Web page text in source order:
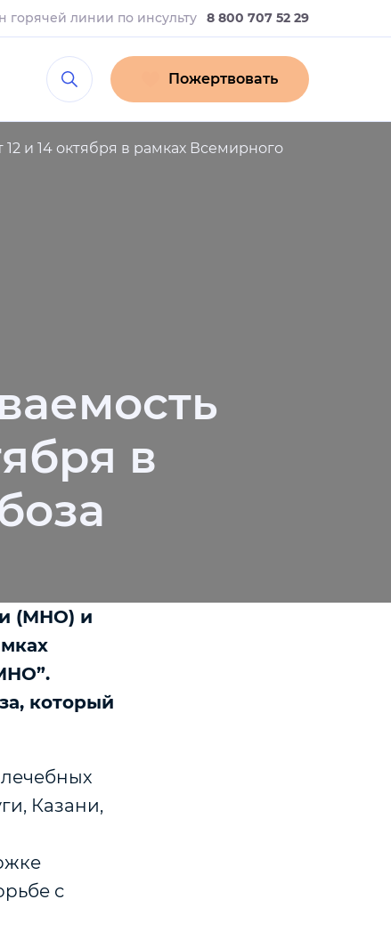
горячей линии по инсульту 8 800 707 52 29
Пожертвовать
и 14 октября в рамках Всемирного
в
(МНО) и
который
Казани,
с